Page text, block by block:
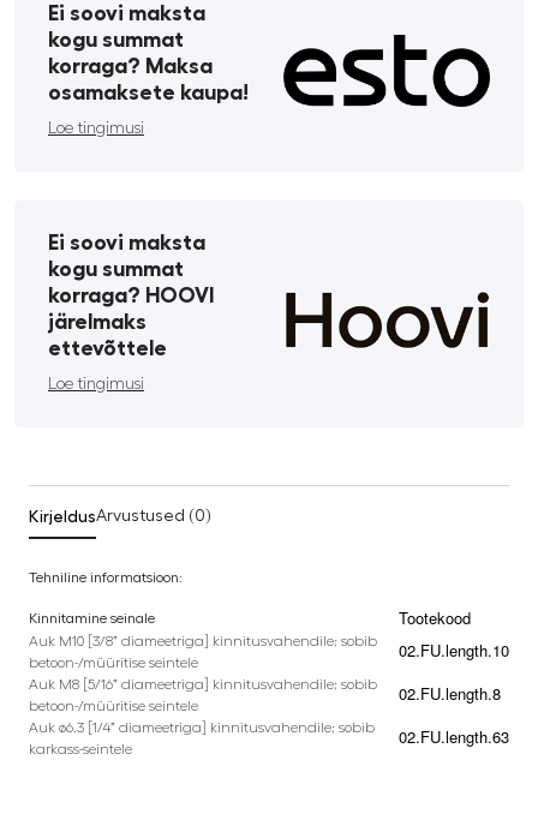
Ei soovi maksta
kogu summat
korraga? Maksa
osamaksete kaupa!
Loe tingimusi
Ei soovi maksta
kogu summat
korraga? HOOVI
järelmaks
ettevõttele
Loe tingimusi
KirjeldusArvustused (0)
Tehniline informatsioon:
Kinnitamine seinale Tootekood
Auk M10 [3/8” diameetriga] kinnitusvahendile; sobib
betoon-/müüritise seintele
02.FU.length.10
Auk M8 [5/16” diameetriga] kinnitusvahendile; sobib
betoon-/müüritise seintele
02.FU.length.8
Auk ø6.3 [1/4” diameetriga] kinnitusvahendile; sobib
karkass-seintele
02.FU.length.63